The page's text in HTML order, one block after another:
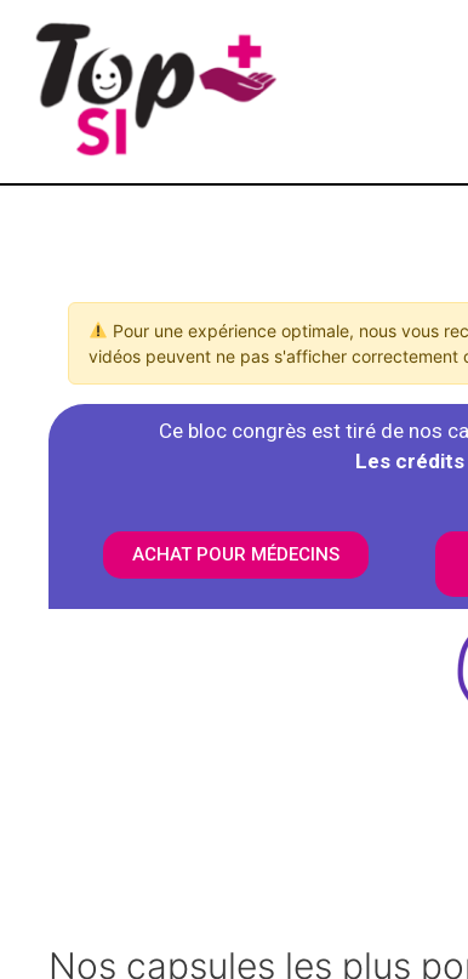
Pour une expérience optimale, nous vous
vidéos peuvent ne pas s'afficher correctement
Ce bloc congrès est tiré de nos
Les
ACHAT POUR MÉDECINS
Nos capsules les plus